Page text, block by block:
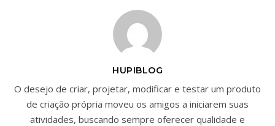
HUPIBLOG
O desejo de criar, projetar, modificar e testar um produto
de criação própria moveu os amigos a iniciarem suas
atividades, buscando sempre oferecer qualidade e